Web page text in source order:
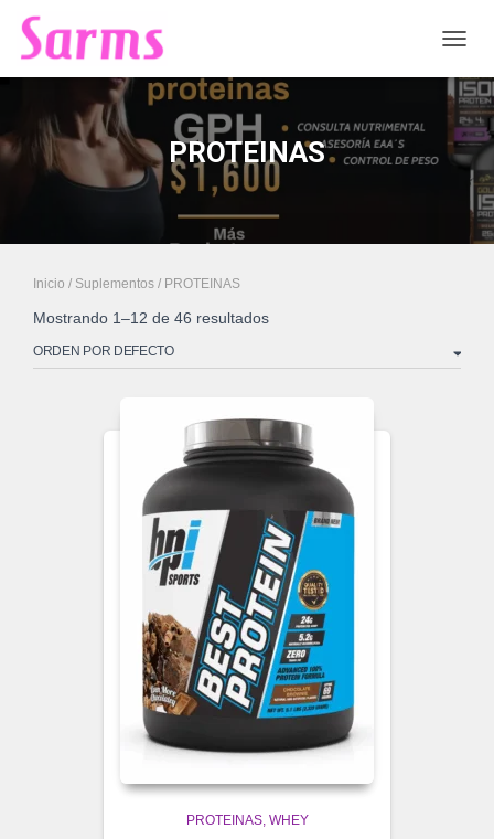
PROTEINAS
Inicio / Suplementos / PROTEINAS
Mostrando 1–12 de 46 resultados
PROTEINAS WHEY